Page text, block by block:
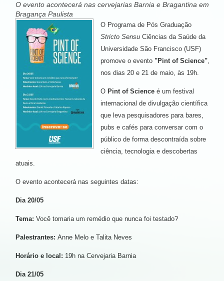
O evento acontecerá nas cervejarias Barnia e Bragantina em
Bragança Paulista
O Programa de Pós Graduação
Stricto Sensu Ciências da Saúde da
Universidade São Francisco (USF)
promove o evento "Pint of Science",
nos dias 20 e 21 de maio, às 19h.
O Pint of Science é um festival
internacional de divulgação científica
que leva pesquisadores para bares,
pubs e cafés para conversar com o
público de forma descontraída sobre
ciência, tecnologia e descobertas
atuais.
O evento acontecerá nas seguintes datas:
Dia 20/05
Tema: Você tomaria um remédio que nunca foi testado?
Palestrantes: Anne Melo e Talita Neves
Horário e local: 19h na Cervejaria Barnia
Dia 21/05